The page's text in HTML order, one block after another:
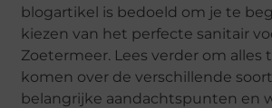
blogartikel is bedoeld om je te
kiezen van het perfecte sanitair
Zoetermeer. Lees verder om alles
komen over de verschillende
belangrijke aandachtspunten en